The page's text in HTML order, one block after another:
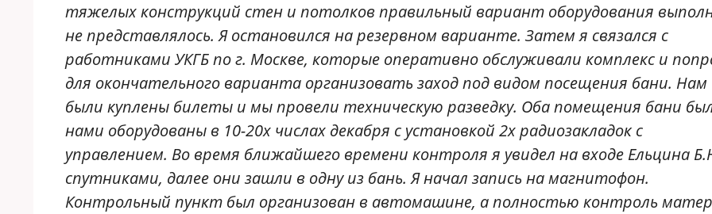
тяжелых конструкций стен и потолков правильный вариант оборудования
не представлялось. Я остановился на резервном варианте. Затем я связался с
работниками УКГБ по г. Москве, которые оперативно обслуживали комплекс и
для окончательного варианта организовать заход под видом посещения бани. Нам
были куплены билеты и мы провели техническую разведку. Оба помещения бани
нами оборудованы в 10-20х числах декабря с установкой 2х радиозакладок с
управлением. Во время ближайшего времени контроля я увидел на входе Ельцина
спутниками, далее они зашли в одну из бань. Я начал запись на магнитофон.
Контрольный пункт был организован в автомашине, а полностью контроль